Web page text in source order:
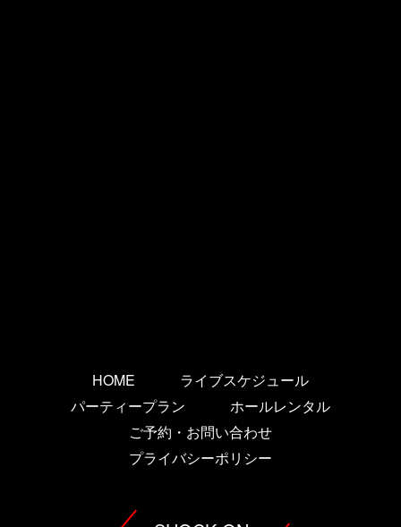
HOME
ライブスケジュール
パーティープラン
ホールレンタル
ご予約・お問い合わせ
プライバシーポリシー